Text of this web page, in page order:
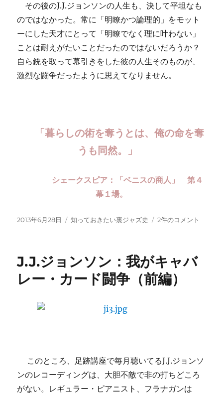
その後のJ.J.ジョンソンの人生も、決して平坦なも
のではなかった。常に「明瞭かつ論理的」をモット
ーにした天才にとって「明瞭でなく理に叶わない」
ことは耐えがたいことだったのではないだろうか？
自ら銃を取って幕引きをした彼の人生そのものが、
激烈な闘争だったように思えてなりません。
「暮らしの術を奪うとは、俺の命を奪
うも同然。」
シェークスピア：「ベニスの商人」 第４
幕１場。
投
2013年6月28日
カ
ー
知っておきたい裏ジャズ史
J.J.
ソ
ン
我
ー
ド
闘
2件のコメント
J.J.ジョンソン：我がキャバ
レー・カード闘争（前編）
このところ、足跡講座で毎月聴いてるJ.J.ジョンソ
ンのレコーディングは、大胆不敵で非の打ちどころ
がない。レギュラー・ピアニスト、フラナガンは